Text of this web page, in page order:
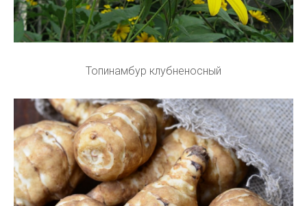
Топинамбур клубненосный